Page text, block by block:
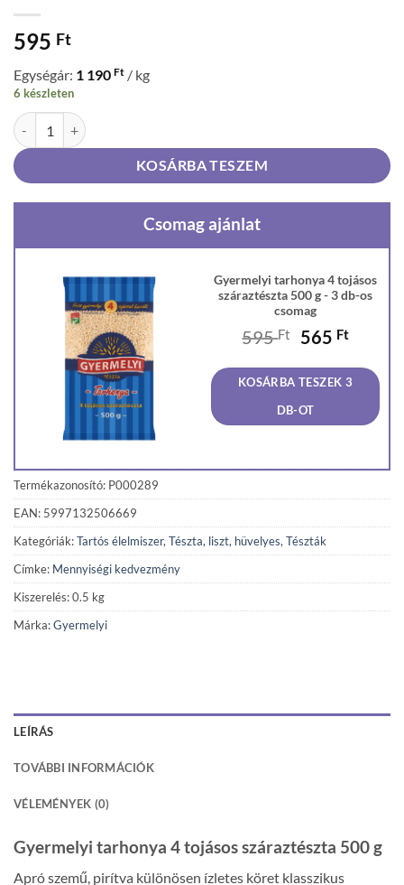
595 Ft
Egységár: 1 190 Ft / kg
6 készleten
Gyermelyi tarhonya 4 tojásos száraztészta 500 g mennyiség
KOSÁRBA TESZEM
Csomag ajánlat
Gyermelyi tarhonya 4 tojásos
száraztészta 500 g - 3 db-os
csomag
595Ft
Original
was:
595 Ft.
565 Ft
is:
565
KOSÁRBA TESZEK 3
DB-OT
Termékazonosító: P000289
EAN: 5997132506669
Kategóriák:Tartós élelmiszer, Tészta, liszt, hüvelyes, Tészták
Címke: Mennyiségi kedvezmény
Kiszerelés: 0.5 kg
Márka:Gyermelyi
LEÍRÁS
TOVÁBBI INFORMÁCIÓK
VÉLEMÉNYEK (0)
Gyermelyi tarhonya 4 tojásos száraztészta 500 g
Apró szemű, pirítva különösen ízletes köret klasszikus